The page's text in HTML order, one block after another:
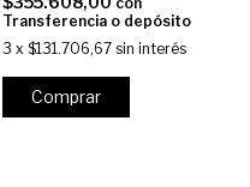
Transferencia o depósito
3 x $131.706,67 sin interés
Comprar